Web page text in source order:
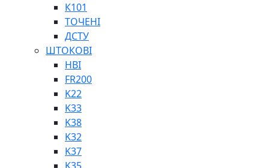
SINT, E60
ПНЕВМАТИКА
ФІТИНГИ
К101
ТОЧЕНІ
ДСТУ
ШТОКОВІ
HBI
FR200
K22
K33
K38
K32
K37